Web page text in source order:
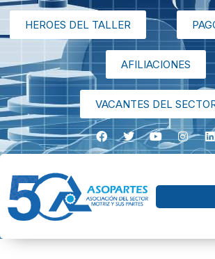
HEROES DEL TALLER
AFILIACIONES
VACANTES DEL